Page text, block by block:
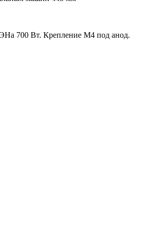
700 Вт. Крепление M4 под анод.